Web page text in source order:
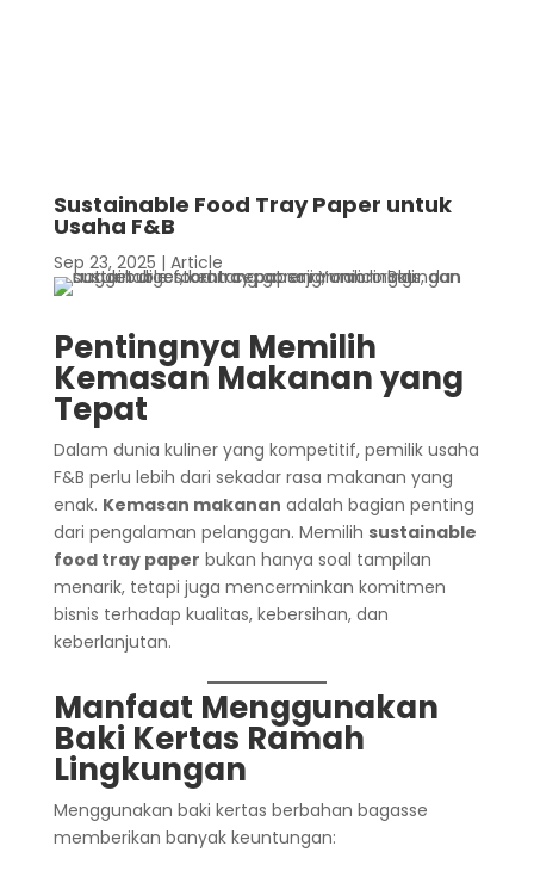
Sustainable Food Tray Paper untuk
Usaha F&B
Sep 23, 2025 | Article
Pentingnya Memilih
Kemasan Makanan yang
Tepat
Dalam dunia kuliner yang kompetitif, pemilik usaha
F&B perlu lebih dari sekadar rasa makanan yang
enak. Kemasan makanan adalah bagian penting
dari pengalaman pelanggan. Memilih sustainable
food tray paper bukan hanya soal tampilan
menarik, tetapi juga mencerminkan komitmen
bisnis terhadap kualitas, kebersihan, dan
keberlanjutan.
Manfaat Menggunakan
Baki Kertas Ramah
Lingkungan
Menggunakan baki kertas berbahan bagasse
memberikan banyak keuntungan: